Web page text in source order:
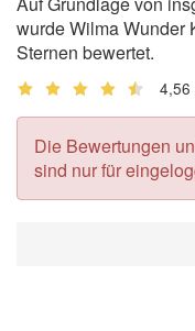
wurde Wilma Wunder
Sternen bewertet.
4,56
Die Bewertungen
sind nur für